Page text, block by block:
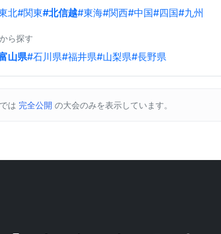
北#関東#北信越#東海#関西#中国#四国#九州
ら探す
山県#石川県#福井県#山梨県#長野県
は 完全公開 の大会のみを表示しています。